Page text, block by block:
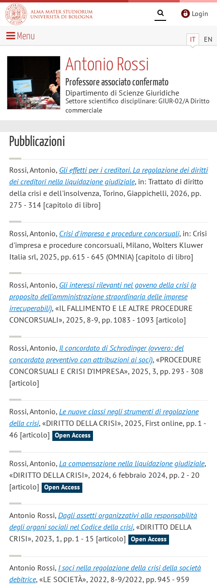
Login
IT EN
Menu
Antonio Rossi
Professore associato confermato
Dipartimento di Scienze Giuridiche
Settore scientifico disciplinare: GIUR-02/A Diritto
commerciale
Pubblicazioni
Rossi, Antonio, Gli effetti per i creditori. La regolazione dei diritti
dei creditori nella liquidazione giudiziale, in: Trattato di diritto
della crisi e dell'insolvenza, Torino, Giappichelli, 2026, pp.
275 - 314 [capitolo di libro]
Rossi, Antonio, Crisi d'impresa e procedure concorsuali, in: Crisi
d'impresa e procedure concorsuali, Milano, Wolters Kluwer
Italia srl, 2025, pp. 615 - 645 (OMNIA) [capitolo di libro]
Rossi, Antonio, Gli interessi rilevanti nel goveno della crisi (a
proposito dell'amministrazione straordinaria delle imprese
irrecuperabili), «IL FALLIMENTO E LE ALTRE PROCEDURE
CONCORSUALI», 2025, 8-9, pp. 1083 - 1093 [articolo]
Rossi, Antonio, Il concordato di Schrodinger (ovvero: del
concordato preventivo con attribuzioni ai soci), «PROCEDURE
CONCORSUALI E CRISI D'IMPRESA», 2025, 3, pp. 293 - 308
[articolo]
Rossi, Antonio, Le nuove classi negli strumenti di regolazione
della crisi, «DIRITTO DELLA CRISI», 2025, First online, pp. 1 -
46 [articolo]
Open Access
Rossi, Antonio, La compensazione nella liquidazione giudiziale,
«DIRITTO DELLA CRISI», 2024, 6 febbraio 2024, pp. 2 - 20
[articolo]
Open Access
Antonio Rossi, Dagli assetti organizzativi alla responsabilità
degli organi sociali nel Codice della crisi, «DIRITTO DELLA
CRISI», 2023, 1, pp. 1 - 15 [articolo]
Open Access
Antonio Rossi, I soci nella regolazione della crisi della società
debitrice, «LE SOCIETÀ», 2022, 8-9/2022, pp. 945 - 959